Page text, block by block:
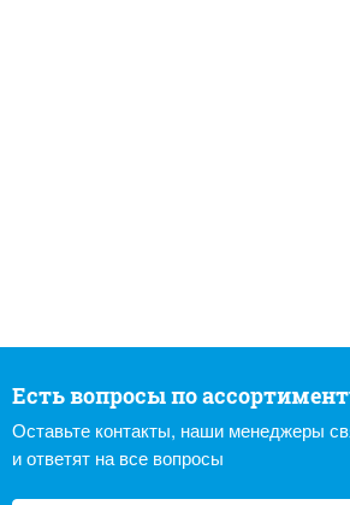
Есть вопросы по
Оставьте контакты, наши менеджеры
и ответят на все вопросы